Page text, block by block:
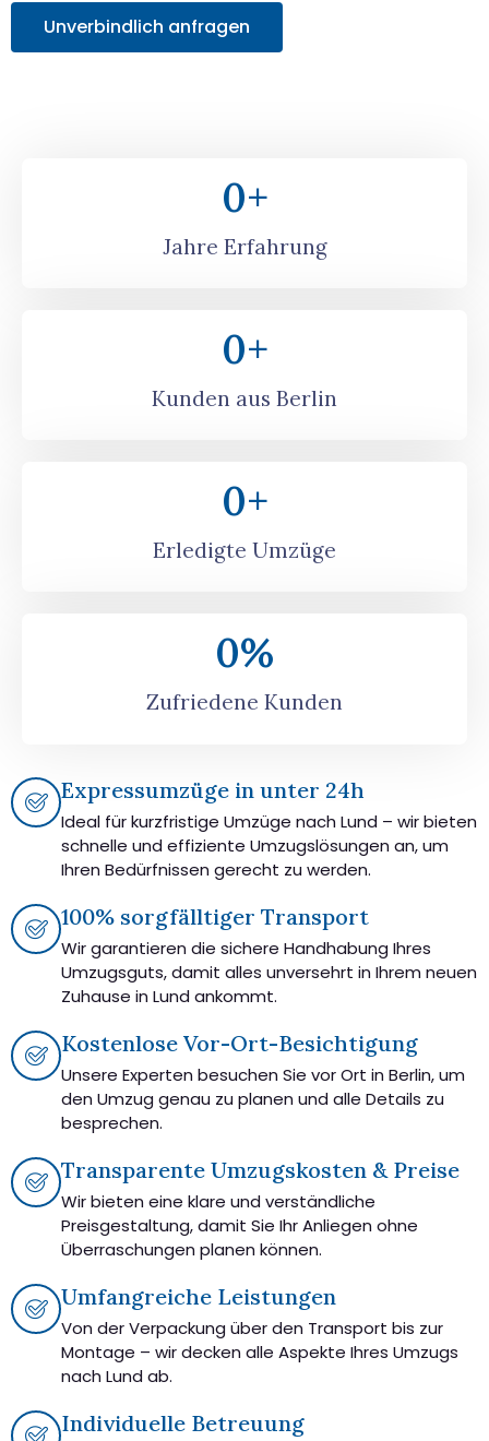
Unverbindlich anfragen
Jahre Erfahrung
0+
Kunden aus Berlin
0+
Erledigte Umzüge
0+
Zufriedene Kunden
0%
Expressumzüge in unter 24h
Ideal für kurzfristige Umzüge nach Lund – wir bieten
schnelle und effiziente Umzugslösungen an, um
Ihren Bedürfnissen gerecht zu werden.
100% sorgfälltiger Transport
Wir garantieren die sichere Handhabung Ihres
Umzugsguts, damit alles unversehrt in Ihrem neuen
Zuhause in Lund ankommt.
Kostenlose Vor-Ort-Besichtigung
Unsere Experten besuchen Sie vor Ort in Berlin, um
den Umzug genau zu planen und alle Details zu
besprechen.
Transparente Umzugskosten & Preise
Wir bieten eine klare und verständliche
Preisgestaltung, damit Sie Ihr Anliegen ohne
Überraschungen planen können.
Umfangreiche Leistungen
Von der Verpackung über den Transport bis zur
Montage – wir decken alle Aspekte Ihres Umzugs
nach Lund ab.
Individuelle Betreuung